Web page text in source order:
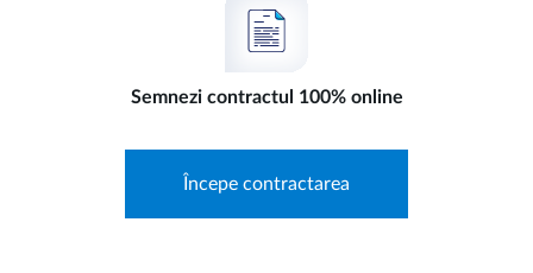
Semnezi contractul 100% online
Începe contractarea